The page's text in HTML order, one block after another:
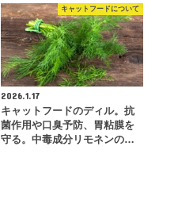
キャットフードについて
2026.1.17
キャットフードのディル。抗
菌作用や口臭予防、胃粘膜を
守る。中毒成分リモネンの…